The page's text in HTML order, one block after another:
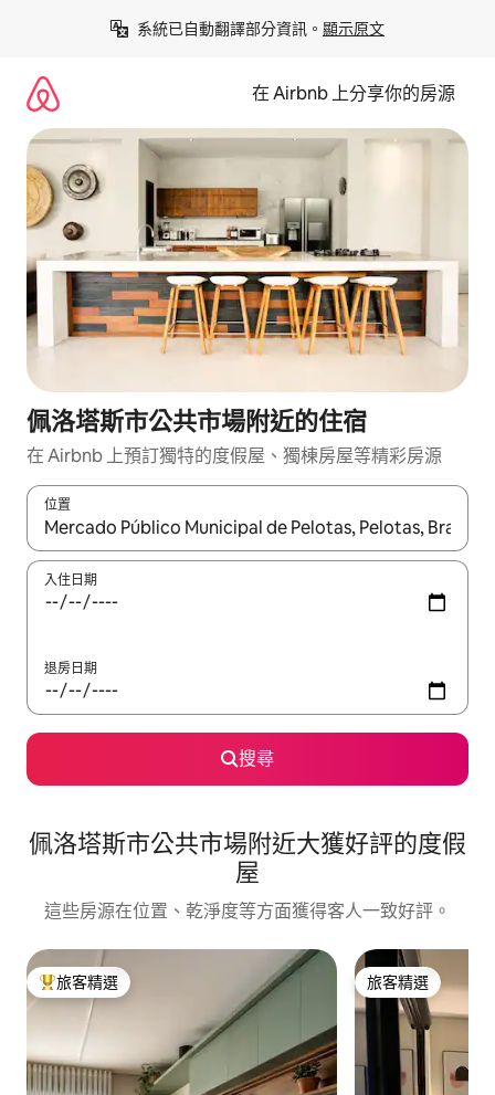
系統已自動翻譯部分資訊。 顯示原文
在 Airbnb 上分享你的房源
佩洛塔斯市公共市場附近的住宿
在 Airbnb 上預訂獨特的度假屋、獨棟房屋等精彩房源
位置
如有搜尋結果，瀏覽內容時請使用上下箭頭，或輕點、滑動裝置。
入住日期
退房日期
搜尋
佩洛塔斯市公共市場附近大獲好評的度假
屋
這些房源在位置、乾淨度等方面獲得客人一致好評。
旅客精選榜首
旅客精選 旅客精選
旅客精選